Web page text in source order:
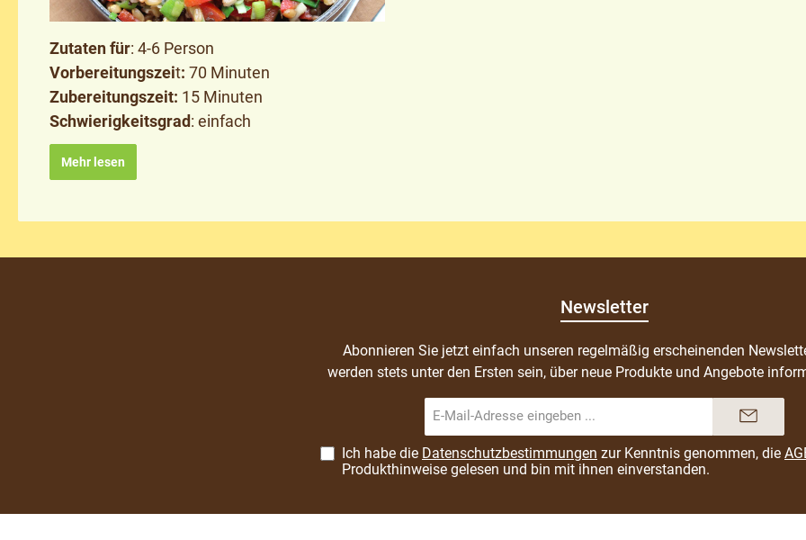
Zutaten für: 4-6 Person
Vorbereitungszeit: 70 Minuten
Zubereitungszeit: 15 Minuten
Schwierigkeitsgrad: einfach
Mehr lesen
Newsletter
Abonnieren Sie jetzt einfach unseren regelmäßig erscheinenden
werden stets unter den Ersten sein, über neue Produkte und Angebote
Mail-
Adresse*
Ich habe die Datenschutzbestimmungen zur Kenntnis genommen, die
Produkthinweise gelesen und bin mit ihnen einverstanden.